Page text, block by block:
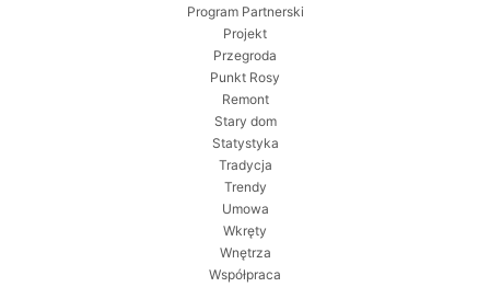
Program Partnerski
Projekt
Przegroda
Punkt Rosy
Remont
Stary dom
Statystyka
Tradycja
Trendy
Umowa
Wkręty
Wnętrza
Współpraca